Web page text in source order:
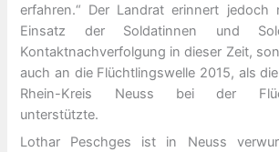
erfahren.“ Der Landrat erinnert
Einsatz der Soldatinnen und
Kontaktnachverfolgung in dieser Zeit,
auch an die Flüchtlingswelle 2015, als
Rhein-Kreis Neuss bei der
unterstützte.
Lothar Peschges ist in Neuss